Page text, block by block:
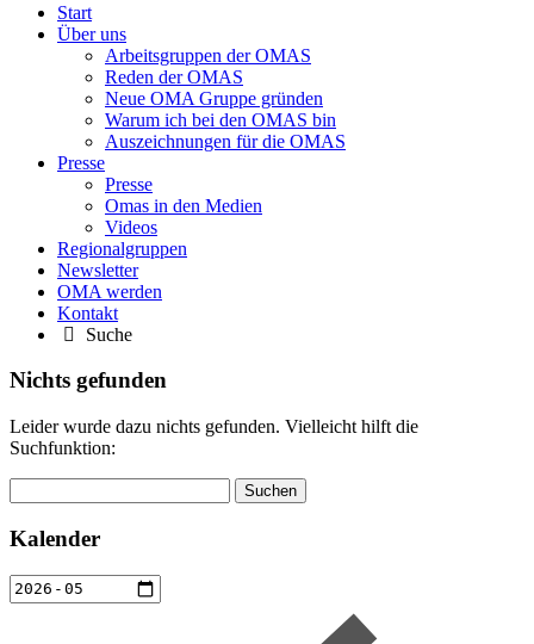
Start
Über uns
Arbeitsgruppen der OMAS
Reden der OMAS
Neue OMA Gruppe gründen
Warum ich bei den OMAS bin
Auszeichnungen für die OMAS
Presse
Presse
Omas in den Medien
Videos
Regionalgruppen
Newsletter
OMA werden
Kontakt
Suche
Nichts gefunden
Leider wurde dazu nichts gefunden. Vielleicht hilft die
Suchfunktion:
nach:
Kalender